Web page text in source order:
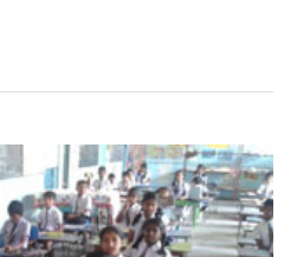
in recognition of the